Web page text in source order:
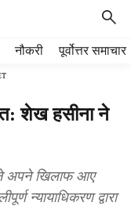
नौकरी पूर्वोत्तर समाचार
शेख हसीना ने
ने अपने खिलाफ आए
न्यायाधिकरण द्वारा